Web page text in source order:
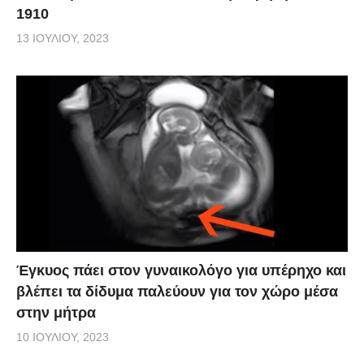
1910
13 ΙΟΥΛΊΟΥ, 2023
Έγκυος πάει στον γυναικολόγο για υπέρηχο και
βλέπει τα δίδυμα παλεύουν για τον χώρο μέσα
στην μήτρα
10 ΙΟΥΛΊΟΥ, 2023